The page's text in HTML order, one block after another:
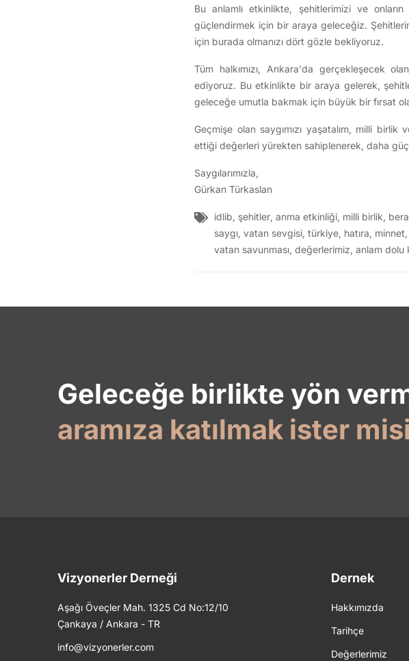
Bu anlamlı etkinlikte, şehitlerimizi ve
güçlendirmek için bir araya geleceğiz.
için burada olmanızı dört gözle bekliyoruz.
Tüm halkımızı, Ankara'da gerçekleşecek
ediyoruz. Bu etkinlikte bir araya gelerek,
geleceğe umutla bakmak için büyük bir fırsat
Geçmişe olan saygımızı yaşatalım, milli
ettiği değerleri yürekten sahiplenerek, daha
Saygılarımızla,
Gürkan Türkaslan
idlib, şehitler, anma etkinliği, milli birlik,
saygı, vatan sevgisi, türkiye, hatıra, minnet,
vatan savunması, değerlerimiz, anlam dolu
Geleceğe birlikte yön
aramıza katılmak ister
Vizyonerler Derneği
Aşağı Öveçler Mah. 1325 Cd No:12/10
Çankaya / Ankara - TR
info@vizyonerler.com
Dernek
Hakkımızda
Tarihçe
Değerlerimiz